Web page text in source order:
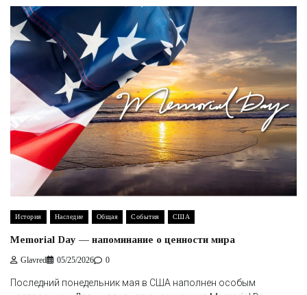
История Наследие Общая События США
Memorial Day — напоминание о ценности мира
Glavred 05/25/2026 0
Последний понедельник мая в США наполнен особым